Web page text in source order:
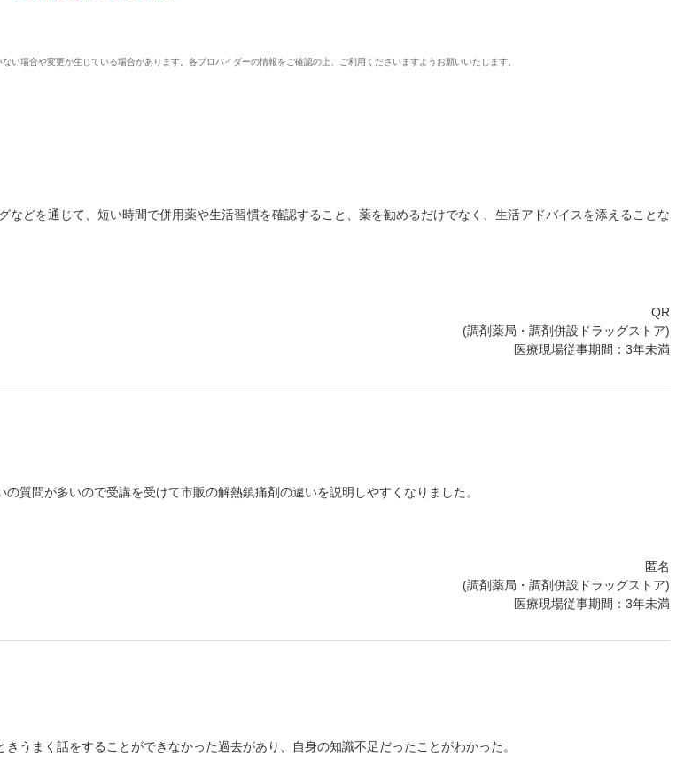
場合や変更が生じている場合があります。各プロバイダーの情報をご確認の上、ご利用くださいますようお願いいたします。
どを通じて、短い時間で併用薬や生活習慣を確認すること、薬を勧めるだけでなく、生活アドバイスを添えることな
QR
(調剤薬局・調剤併設ドラッグストア)
医療現場従事期間：3年未満
質問が多いので受講を受けて市販の解熱鎮痛剤の違いを説明しやすくなりました。
匿名
(調剤薬局・調剤併設ドラッグストア)
医療現場従事期間：3年未満
うまく話をすることができなかった過去があり、自身の知識不足だったことがわかった。